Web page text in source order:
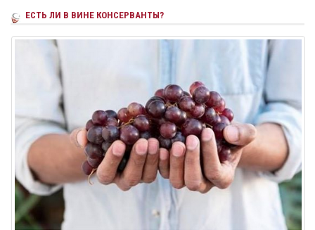
ЕСТЬ ЛИ В ВИНЕ КОНСЕРВАНТЫ?